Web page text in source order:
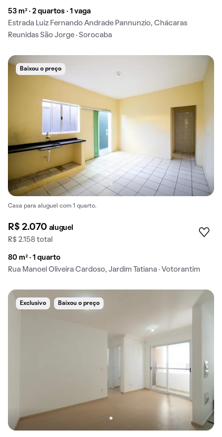
53 m² · 2 quartos · 1 vaga
Estrada Luiz Fernando Andrade Pannunzio, Chácaras
Reunidas São Jorge · Sorocaba
Baixou o preço
Casa para aluguel com 1 quarto.
R$ 2.070 aluguel
R$ 2.158 total
80 m² · 1 quarto
Rua Manoel Oliveira Cardoso, Jardim Tatiana · Votorantim
Exclusivo Baixou o preço